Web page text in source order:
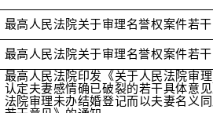
最高人民法院关于审理名誉权案件若
最高人民法院关于审理名誉权案件若
最高人民法院印发《关于人民法院审
认定夫妻感情确已破裂的若干具体意
法院审理未办结婚登记而以夫妻名义